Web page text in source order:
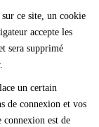
ce site, un cookie
accepte les
sera supprimé
un certain
de connexion et vos
connexion est de